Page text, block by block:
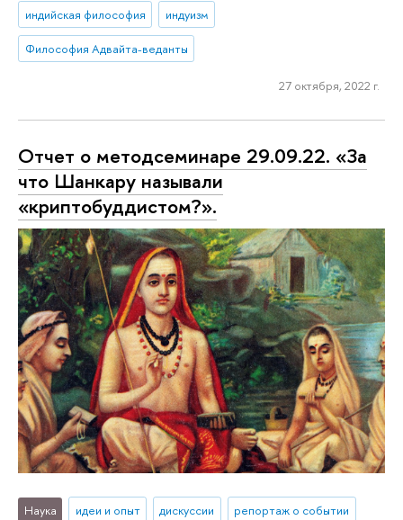
индийская философия индуизм
Философия Адвайта-веданты
27 октября, 2022 г.
Отчет о методсеминаре 29.09.22. «За
что Шанкару называли
«криптобуддистом?».
Наука идеи и опыт дискуссии репортаж о событии